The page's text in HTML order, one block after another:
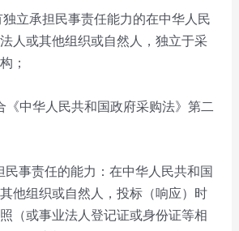
立承担民事责任能力的在中华人民
人或其他组织或自然人，独立于采
；
《中华人民共和国政府采购法》第二
民事责任的能力：在中华人民共和国
他组织或自然人，投标（响应）时
（或事业法人登记证或身份证等相